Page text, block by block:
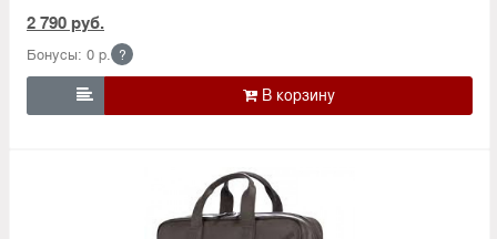
2 790 руб.
Бонусы: 0 р. ?
